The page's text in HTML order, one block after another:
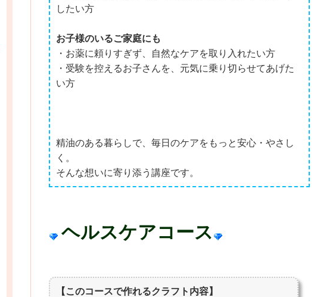
したい方
お子様のいるご家庭にも
・お薬に頼りすぎず、自然なケアを取り入れたい方
・受験を控えるお子さんを、元気に乗り切らせてあげた
い方
精油のある暮らしで、毎日のケアをもっと安心・やさし
く。
そんな想いに寄り添う講座です。
ヘルスケアコース
【このコースで作れるクラフト内容】